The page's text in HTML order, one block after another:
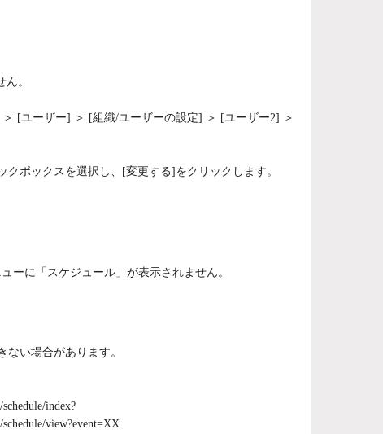
。
[ユーザー] ＞ [組織/ユーザーの設定] ＞ [ユーザー2] ＞
クボックスを選択し、[変更する]をクリックします。
ーに「スケジュール」が表示されません。
い場合があります。
index?
view?event=XX